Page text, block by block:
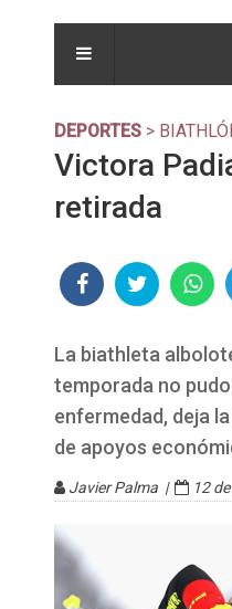
DEPORTES >
Victora
retirada
La biathleta
temporada no
enfermedad, deja
de apoyos
Javier Palma | 12